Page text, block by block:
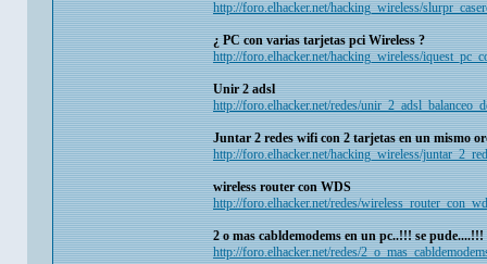
http://foro.elhacker.net/hacking_wireless/
¿ PC con varias tarjetas pci Wireless ?
http://foro.elhacker.net/hacking_wireless/
Unir 2 adsl
http://foro.elhacker.net/redes/
Juntar 2 redes wifi con 2 tarjetas en un mismo
http://foro.elhacker.net/hacking_wireless/
wireless router con WDS
http://foro.elhacker.net/redes/
2 o mas cabldemodems en un pc..!!! se pude....!!!
http://foro.elhacker.net/redes/